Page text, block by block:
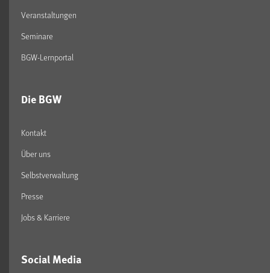
Veranstaltungen
Seminare
BGW-Lernportal
Die BGW
Kontakt
Über uns
Selbstverwaltung
Presse
Jobs & Karriere
Social Media